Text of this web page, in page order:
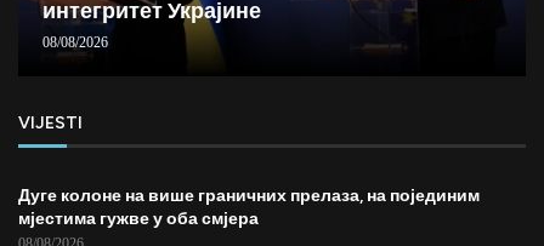
интегритет Украјине
08/08/2026
VIJESTI
Дуге колоне на више граничних прелаза, на појединим
мјестима гужве у оба смјера